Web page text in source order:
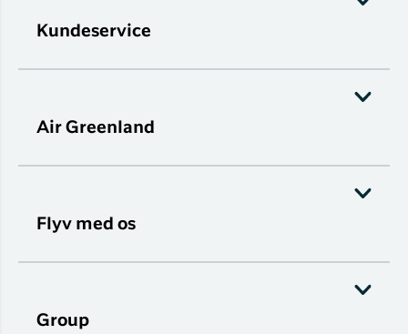
Kundeservice
Air Greenland
Flyv med os
Group